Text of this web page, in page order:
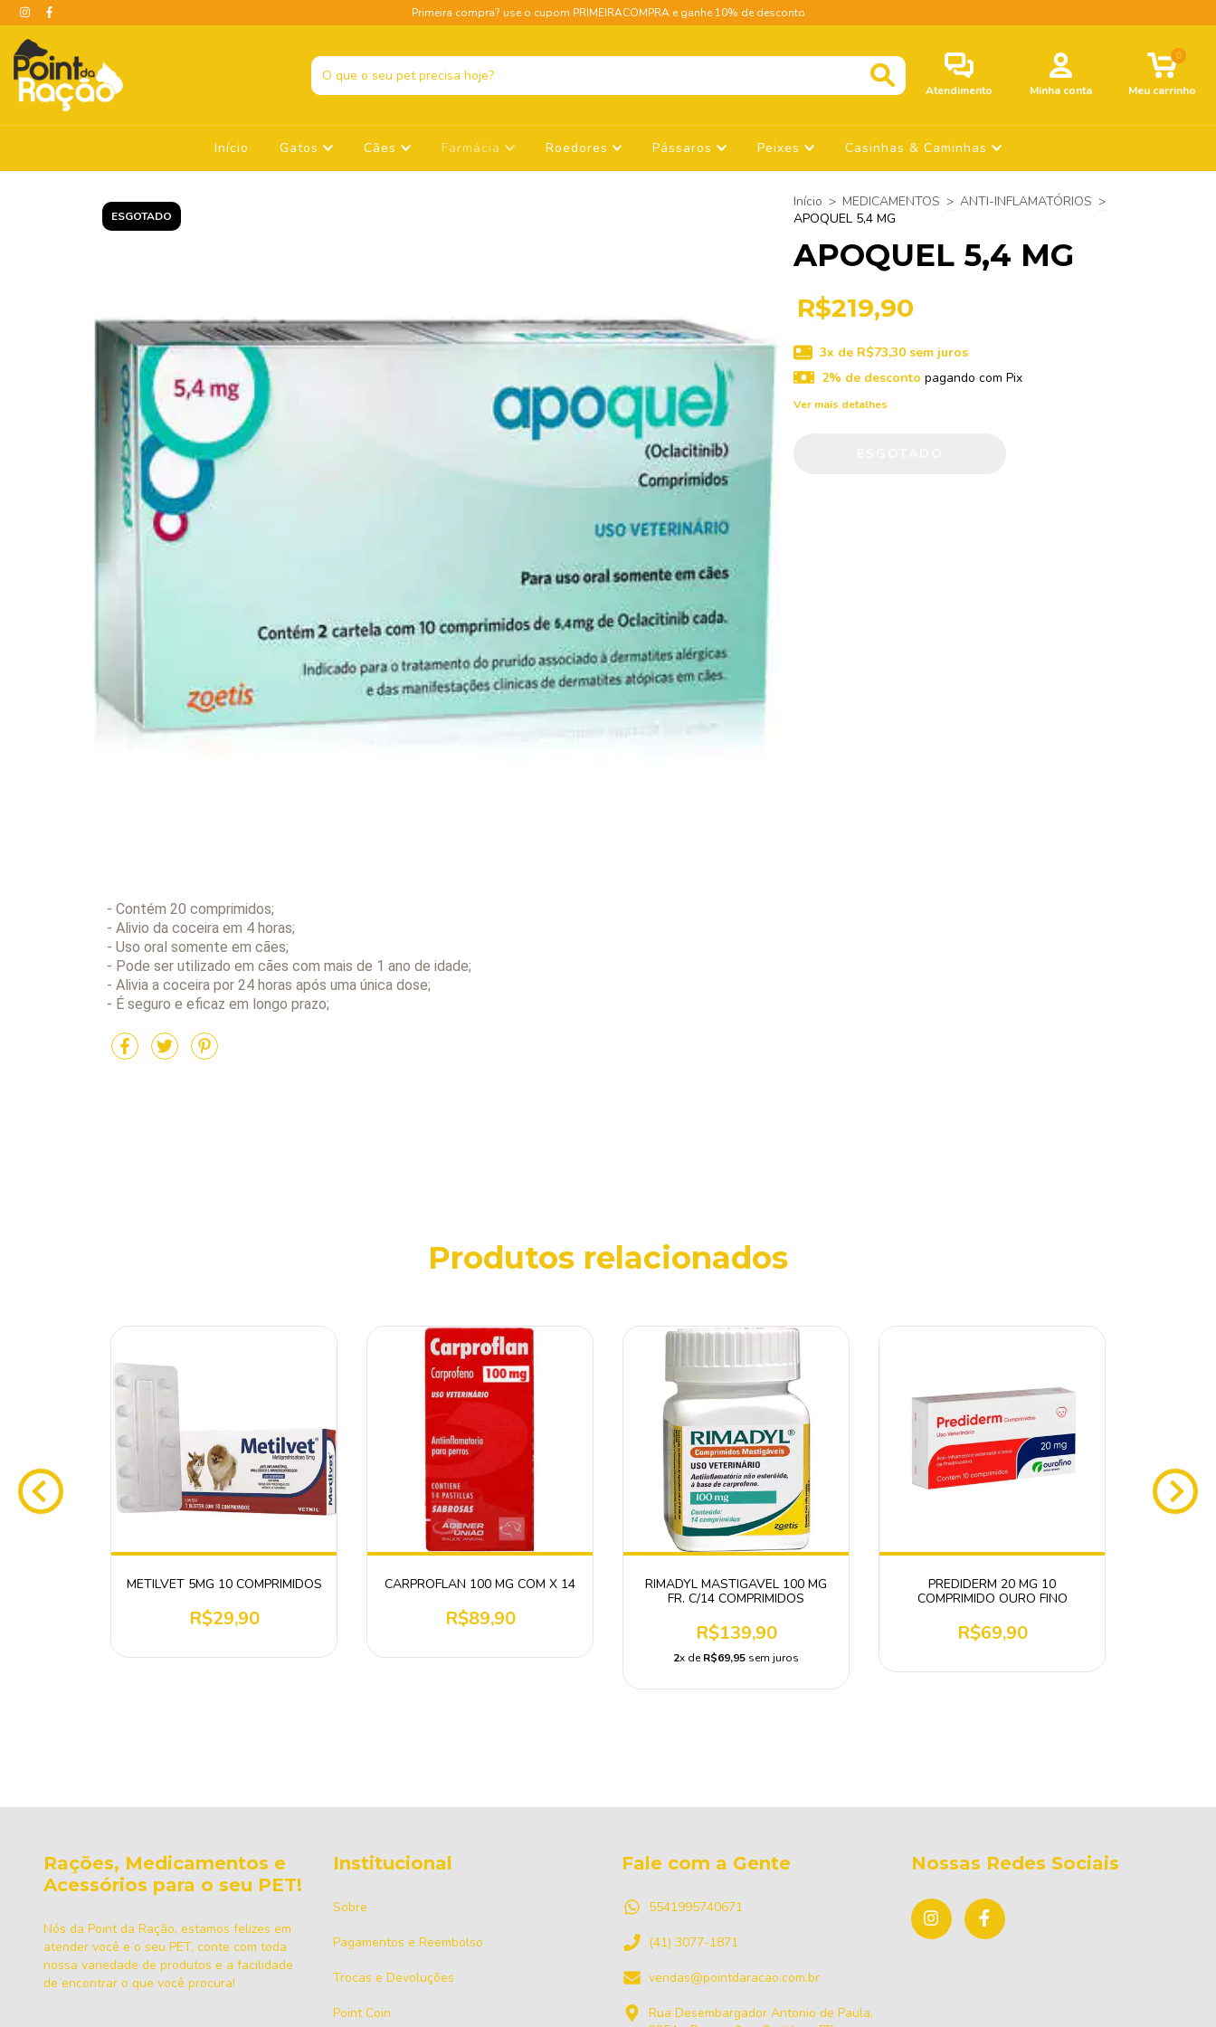
Primeira compra? use o cupom PRIMEIRACOMPRA e ganhe 10% de desconto
Atendimento Minha conta Meu carrinho
0
Início Gatos Cães Farmácia Roedores Pássaros Peixes Casinhas & Caminhas
ESGOTADO
- Contém 20 comprimidos;
- Alivio da coceira em 4 horas;
- Uso oral somente em cães;
- Pode ser utilizado em cães com mais de 1 ano de idade;
- Alivia a coceira por 24 horas após uma única dose;
- É seguro e eficaz em longo prazo;
Início > MEDICAMENTOS > ANTI-INFLAMATÓRIOS >
APOQUEL 5,4 MG
APOQUEL 5,4 MG
R$219,90
3x de R$73,30sem juros
2% de desconto pagando com Pix
Ver mais detalhes
Produtos relacionados
METILVET 5MG 10 COMPRIMIDOS
R$29,90
CARPROFLAN 100 MG COM X 14
R$89,90
RIMADYL MASTIGAVEL 100 MG
FR. C/14 COMPRIMIDOS
R$139,90
2x deR$69,95 sem juros
PREDIDERM 20 MG 10
COMPRIMIDO OURO FINO
R$69,90
Rações, Medicamentos e
Acessórios para o seu PET!
Nós da Point da Ração, estamos felizes em
atender você e o seu PET, conte com toda
nossa variedade de produtos e a facilidade
de encontrar o que você procura!
Institucional
Sobre
Pagamentos e Reembolso
Trocas e Devoluções
Point Coin
Fale com a Gente
5541995740671
(41) 3077-1871
vendas@pointdaracao.com.br
Rua Desembargador Antonio de Paula,
Nossas Redes Sociais